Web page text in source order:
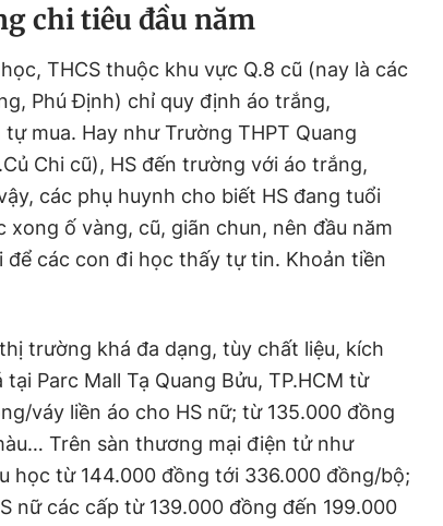
chi tiêu đầu năm
THCS thuộc khu vực Q.8 cũ (nay là các
Phú Định) chỉ quy định áo trắng,
mua. Hay như Trường THPT Quang
Chi cũ), HS đến trường với áo trắng,
các phụ huynh cho biết HS đang tuổi
ố vàng, cũ, giãn chun, nên đầu năm
để các con đi học thấy tự tin. Khoản tiền
trường khá đa dạng, tùy chất liệu, kích
Parc Mall Tạ Quang Bửu, TP.HCM từ
váy liền áo cho HS nữ; từ 135.000 đồng
Trên sàn thương mại điện tử như
học từ 144.000 đồng tới 336.000 đồng/bộ;
nữ các cấp từ 139.000 đồng đến 199.000